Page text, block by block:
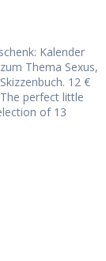
Kalender
Thema Sexus,
12 €
perfect little
of 13